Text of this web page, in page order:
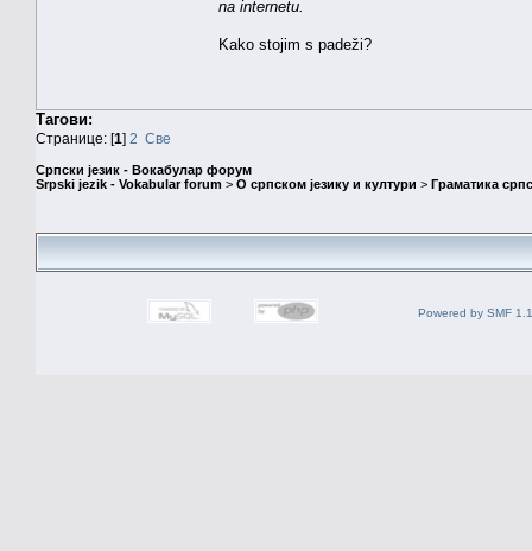
na internetu.
Kako stojim s padeži?
Тагови:
Странице: [1] 2 Све
Српски језик - Вокабулар форум
Srpski jezik - Vokabular forum > О српском језику и култури > Граматика
Powered by SMF